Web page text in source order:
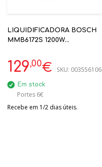
LIQUIDIFICADORA BOSCH
MMB6172S 1200W
30.000RPM
129,00€ SKU: 003556106
Em stock
Portes 6€
Recebe em 1/2 dias úteis.